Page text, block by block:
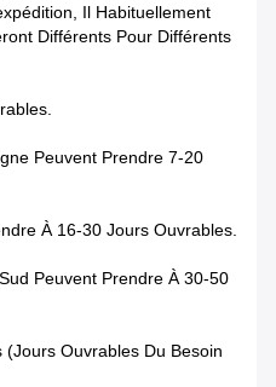
Il Habituellement
Différents Pour Différents
Peuvent Prendre 7-20
À 16-30 Jours Ouvrables.
Peuvent Prendre À 30-50
(jours Ouvrables Du Besoin